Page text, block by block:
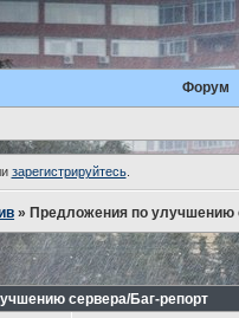
Форум
зарегистрируйтесь.
»Предложения по улучшению
сервера/Баг-репорт